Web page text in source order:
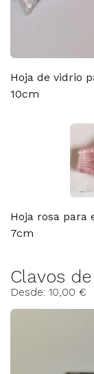
Hoja de vidrio
10cm
Hoja rosa para
7cm
Clavos
Desde: 10,00 €